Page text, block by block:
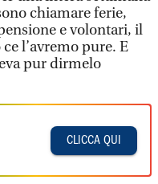
chiamare ferie,
e volontari, il
l’avremo pure. E
pur dirmelo
CLICCA QUI